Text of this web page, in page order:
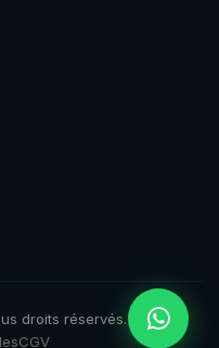
droits réservés.
CGV